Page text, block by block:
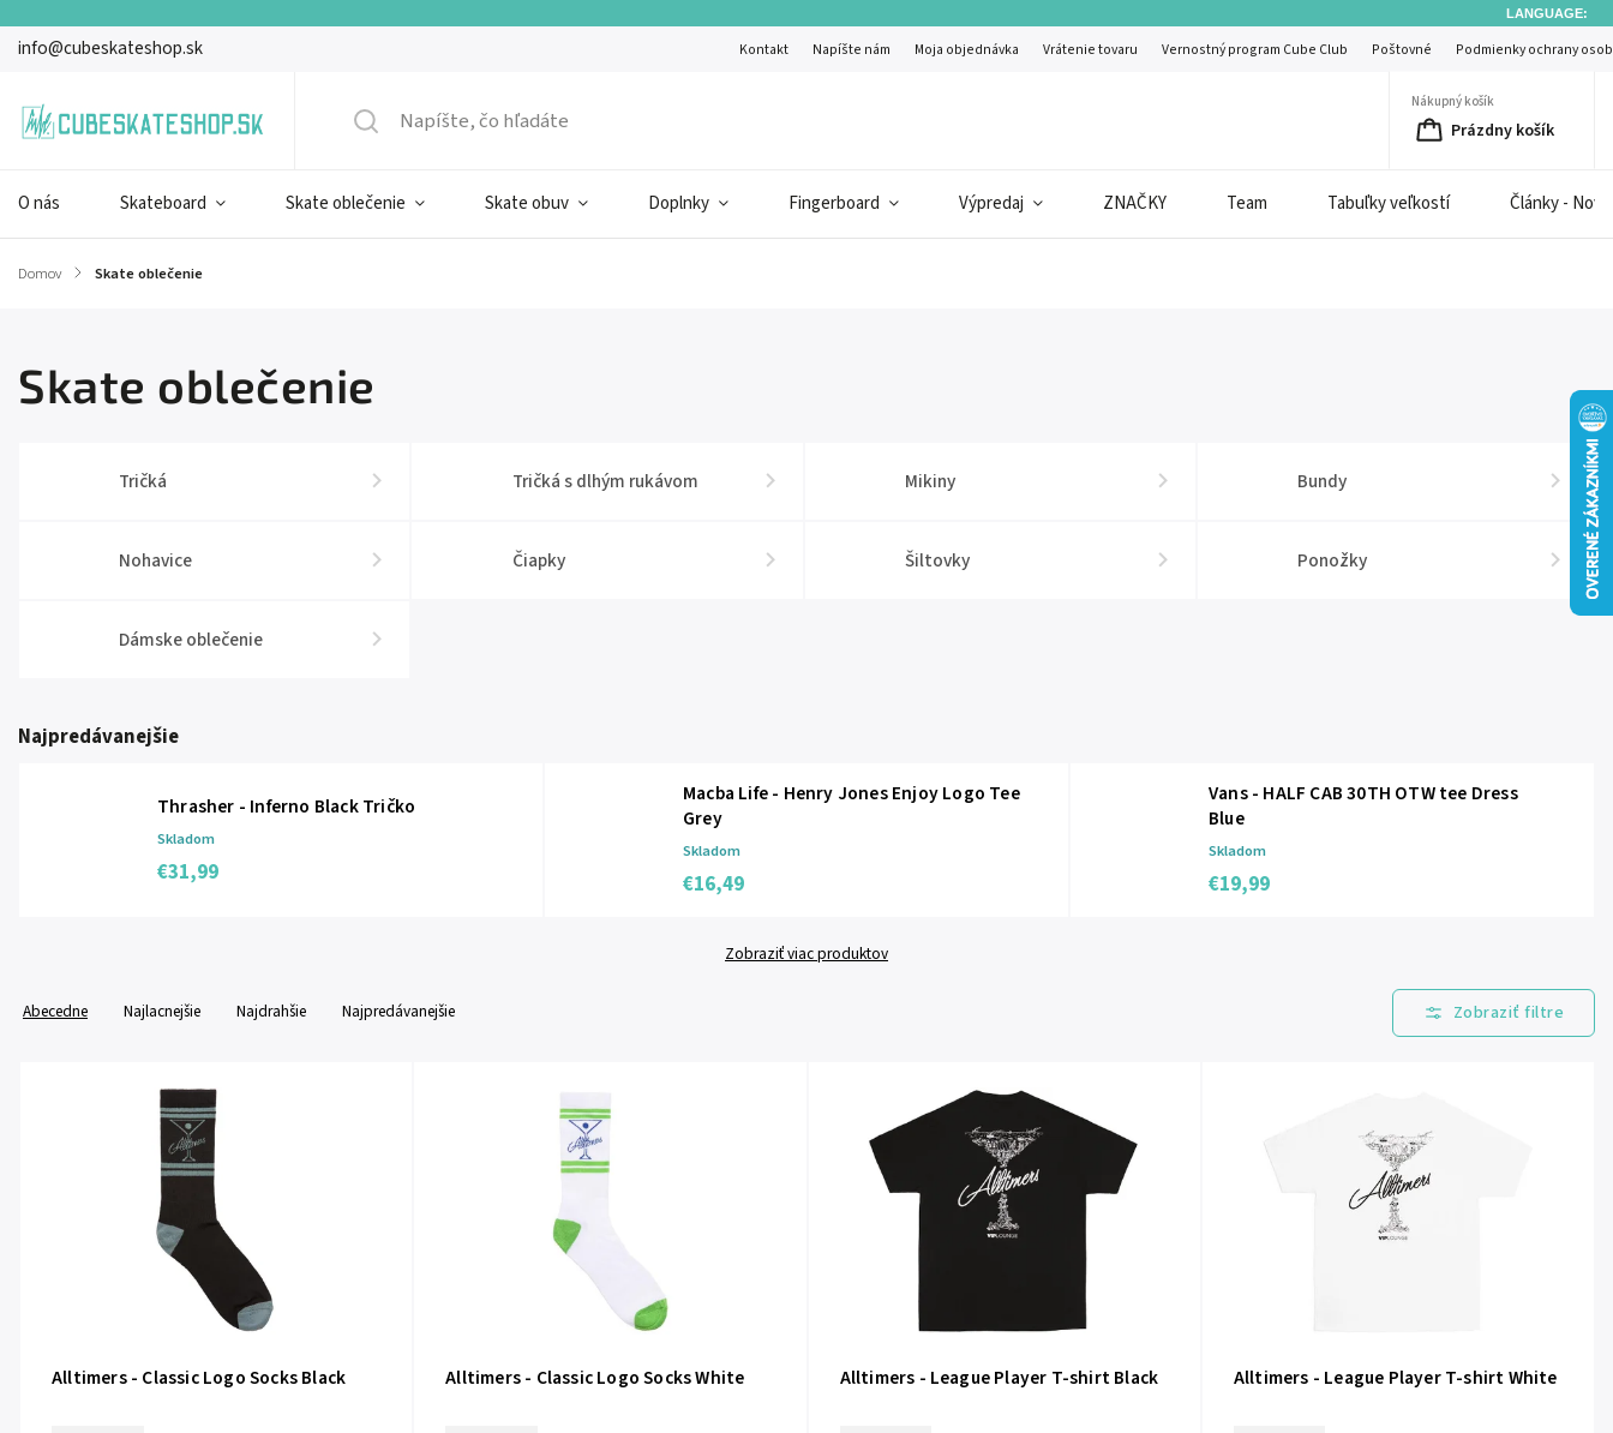
LANGUAGE:
info@cubeskateshop.sk Kontakt Napíšte nám Moja objednávka Vrátenie tovaru Vernostný program Cube Club Poštovné Podmienky ochrany
Nákupný košík
Prázdny košík
O nás Skateboard Skate oblečenie Skate obuv Doplnky Fingerboard Výpredaj ZNAČKY Team Tabuľky veľkostí Články -
Domov / Skate oblečenie
Skate oblečenie
Tričká Tričká s dlhým rukávom Mikiny Bundy
Nohavice Čiapky Šiltovky Ponožky
Dámske oblečenie
Najpredávanejšie
Thrasher - Inferno Black Tričko
Skladom
€31,99
Macba Life - Henry Jones Enjoy Logo Tee
Grey
Skladom
€16,49
Vans - HALF CAB 30TH OTW tee Dress
Blue
Skladom
€19,99
Zobraziť viac produktov
Abecedne Najlacnejšie Najdrahšie Najpredávanejšie
Alltimers - Classic Logo Socks Black Alltimers - Classic Logo Socks White Alltimers - League Player T-shirt Black Alltimers - League Player T-shirt White